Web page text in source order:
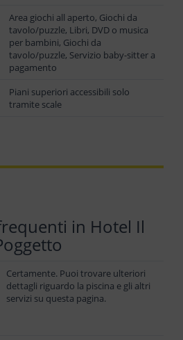
Area giochi all aperto, Giochi da
tavolo/puzzle, Libri, DVD o musica
per bambini, Giochi da
tavolo/puzzle, Servizio baby-sitter a
pagamento
Piani superiori accessibili solo
tramite scale
in Hotel Il
Certamente. Puoi trovare ulteriori
dettagli riguardo la piscina e gli altri
servizi su questa pagina.